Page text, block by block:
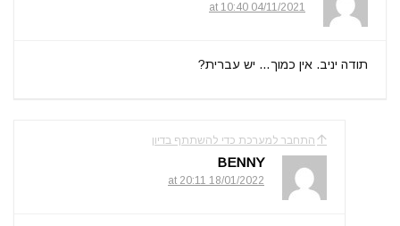
04/11/2021 at 10:40
תודה יניב. אין כמוך… יש עברית?
התחבר למערכת כדי להשתתף בדיון
BENNY
18/01/2022 at 20:11